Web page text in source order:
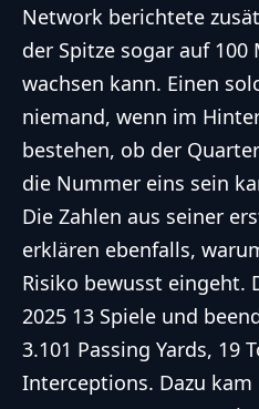
Network berichtete
der Spitze sogar auf
wachsen kann. Einen
niemand, wenn im
bestehen, ob der
die Nummer eins sein
Die Zahlen aus seiner
erklären ebenfalls,
Risiko bewusst eingeht.
2025 13 Spiele und
3.101 Passing Yards, 19
Interceptions. Dazu